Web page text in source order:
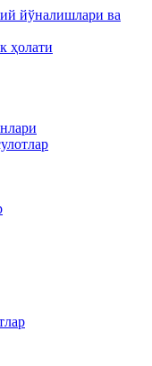
йўналишлари ва
ҳолати